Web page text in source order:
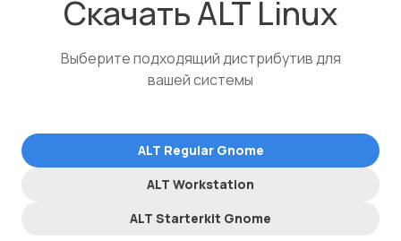
Скачать ALT Linux
Выберите подходящий дистрибутив для
вашей системы
ALT Regular Gnome
ALT Workstation
ALT Starterkit Gnome